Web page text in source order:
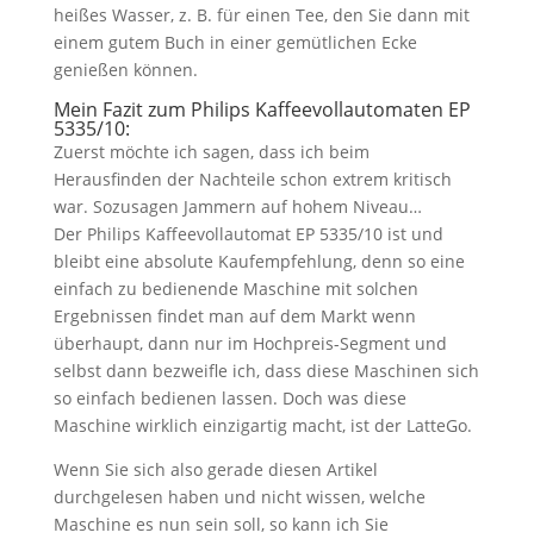
heißes Wasser, z. B. für einen Tee, den Sie dann mit
einem gutem Buch in einer gemütlichen Ecke
genießen können.
Mein Fazit zum Philips Kaffeevollautomaten EP
5335/10:
Zuerst möchte ich sagen, dass ich beim
Herausfinden der Nachteile schon extrem kritisch
war. Sozusagen Jammern auf hohem Niveau…
Der Philips Kaffeevollautomat EP 5335/10 ist und
bleibt eine absolute Kaufempfehlung, denn so eine
einfach zu bedienende Maschine mit solchen
Ergebnissen findet man auf dem Markt wenn
überhaupt, dann nur im Hochpreis-Segment und
selbst dann bezweifle ich, dass diese Maschinen sich
so einfach bedienen lassen. Doch was diese
Maschine wirklich einzigartig macht, ist der LatteGo.
Wenn Sie sich also gerade diesen Artikel
durchgelesen haben und nicht wissen, welche
Maschine es nun sein soll, so kann ich Sie